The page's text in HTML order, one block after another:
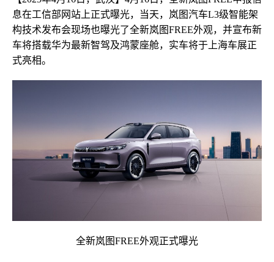
息在工信部网站上正式曝光，当天，岚图汽车L3级智能架
构技术发布会现场也曝光了全新岚图FREE外观，并宣布新
车将搭载华为最新智驾及鸿蒙座舱，实车将于上海车展正
式亮相。
全新岚图FREE外观正式曝光